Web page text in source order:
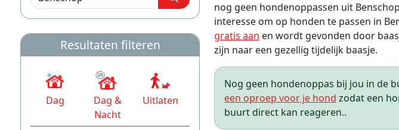
nog geen hondenoppassen uit
interesse om op honden te passen in
gratis aan en wordt gevonden door
zijn naar een gezellig tijdelijk baasje.
Nog geen hondenoppas bij jou in de
een oproep voor je hond zodat een
buurt direct kan reageren..
Resultaten filteren
Dag
Dag &
Nacht
Uitlaten